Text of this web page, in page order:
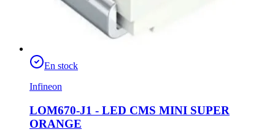
En stock
Infineon
LOM670-J1 - LED CMS MINI SUPER
ORANGE